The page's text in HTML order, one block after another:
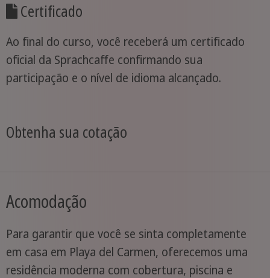
Certificado
Ao final do curso, você receberá um certificado
oficial da Sprachcaffe confirmando sua
participação e o nível de idioma alcançado.
Obtenha sua cotação
Acomodação
Para garantir que você se sinta completamente
em casa em Playa del Carmen, oferecemos uma
residência moderna com cobertura, piscina e